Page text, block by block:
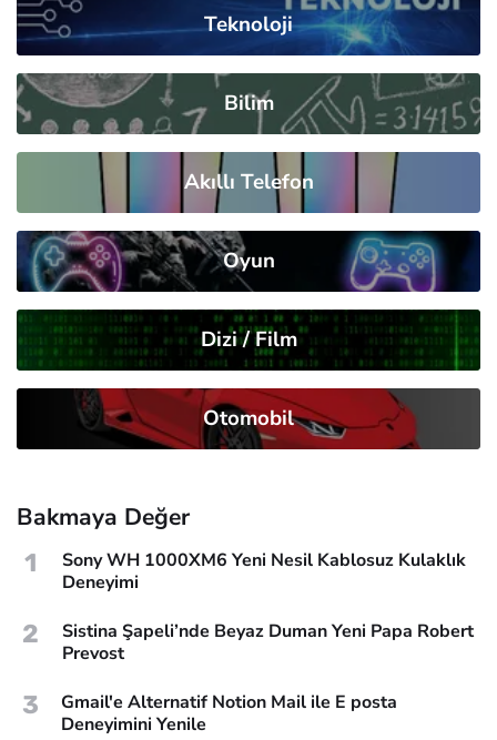
Teknoloji
Bilim
Akıllı Telefon
Oyun
Dizi / Film
Otomobil
Bakmaya Değer
1
Sony WH 1000XM6 Yeni Nesil Kablosuz Kulaklık
Deneyimi
2
Sistina Şapeli’nde Beyaz Duman Yeni Papa Robert
Prevost
3
Gmail'e Alternatif Notion Mail ile E posta
Deneyimini Yenile